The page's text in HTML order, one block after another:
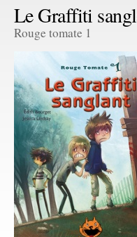
Le Graffiti
Rouge tomate 1